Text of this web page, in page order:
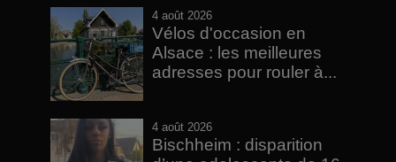
4 août 2026
Vélos d'occasion en
Alsace : les meilleures
adresses pour rouler à...
4 août 2026
Bischheim : disparition